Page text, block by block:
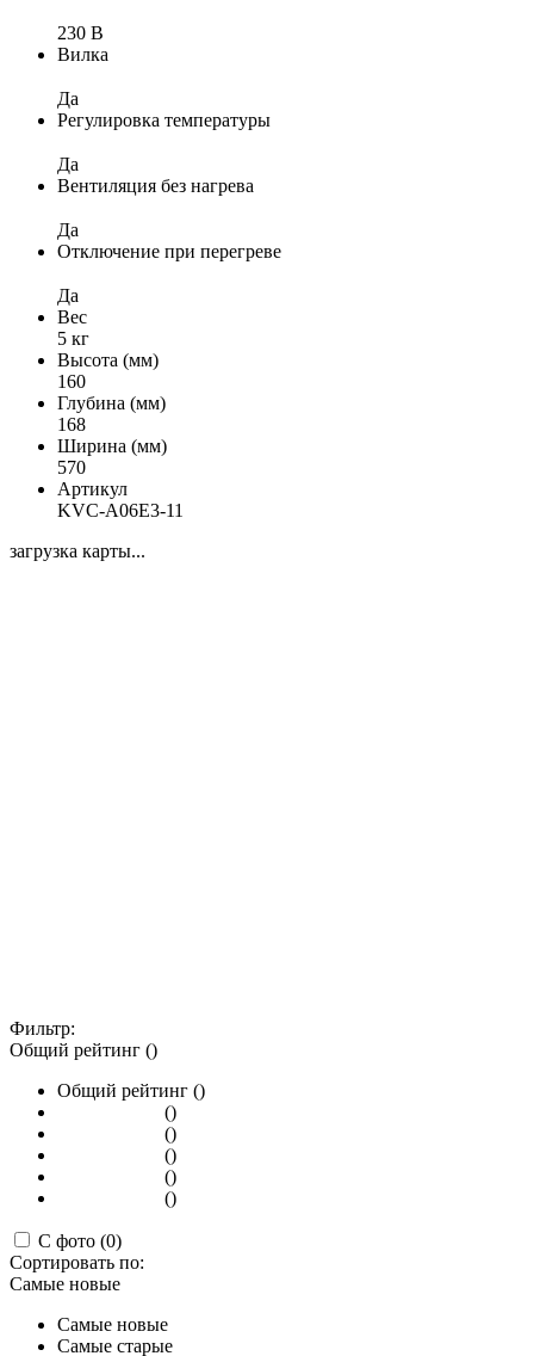
230 В
Вилка
Да
Регулировка температуры
Да
Вентиляция без нагрева
Да
Отключение при перегреве
Да
Вес
5 кг
Высота (мм)
160
Глубина (мм)
168
Ширина (мм)
570
Артикул
KVC-A06E3-11
загрузка карты...
Фильтр:
Общий рейтинг ()
Общий рейтинг ()
()
()
()
()
()
С фото (0)
Сортировать по:
Самые новые
Самые новые
Самые старые